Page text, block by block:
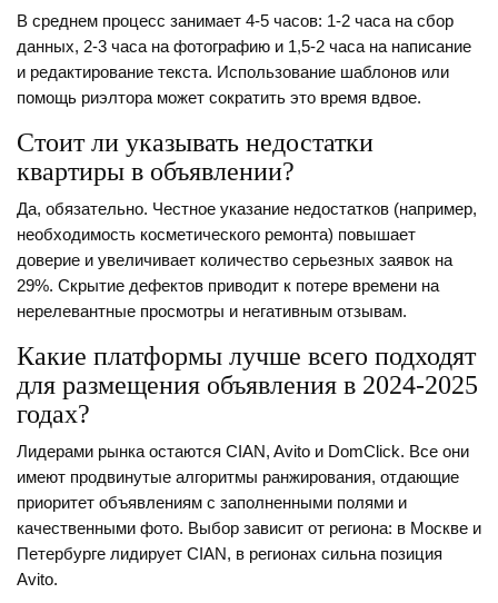
В среднем процесс занимает 4-5 часов: 1-2 часа на сбор
данных, 2-3 часа на фотографию и 1,5-2 часа на написание
и редактирование текста. Использование шаблонов или
помощь риэлтора может сократить это время вдвое.
Стоит ли указывать недостатки
квартиры в объявлении?
Да, обязательно. Честное указание недостатков (например,
необходимость косметического ремонта) повышает
доверие и увеличивает количество серьезных заявок на
29%. Скрытие дефектов приводит к потере времени на
нерелевантные просмотры и негативным отзывам.
Какие платформы лучше всего подходят
для размещения объявления в 2024-2025
годах?
Лидерами рынка остаются CIAN, Avito и DomClick. Все они
имеют продвинутые алгоритмы ранжирования, отдающие
приоритет объявлениям с заполненными полями и
качественными фото. Выбор зависит от региона: в Москве и
Петербурге лидирует CIAN, в регионах сильна позиция
Avito.